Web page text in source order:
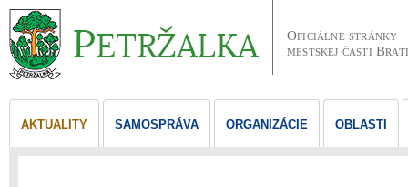
Oficiálne stránky
mestskej časti
AKTUALITY SAMOSPRÁVA ORGANIZÁCIE OBLASTI